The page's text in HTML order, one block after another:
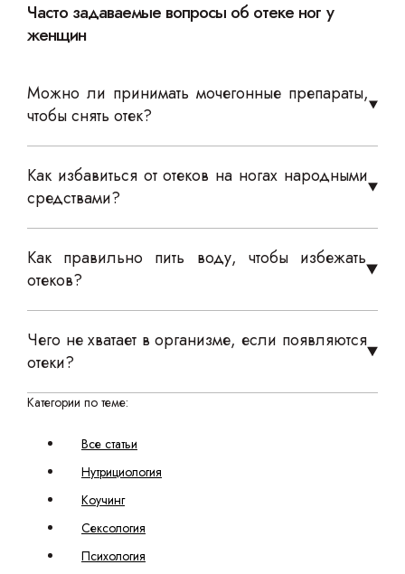
Часто задаваемые вопросы об отеке ног у
женщин
Можно ли принимать мочегонные препараты,
чтобы снять отек?
Как избавиться от отеков на ногах народными
средствами?
Как правильно пить воду, чтобы избежать
отеков?
Чего не хватает в организме, если появляются
отеки?
Категории по теме:
Все статьи
Нутрициология
Коучинг
Сексология
Психология